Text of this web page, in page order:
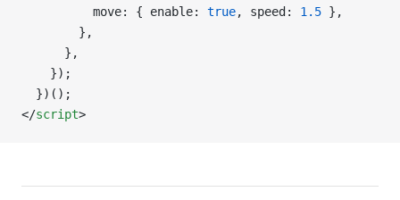
          move: { enable:
true, speed: 1.5 },
        },
      },
    });
  })();
</script>